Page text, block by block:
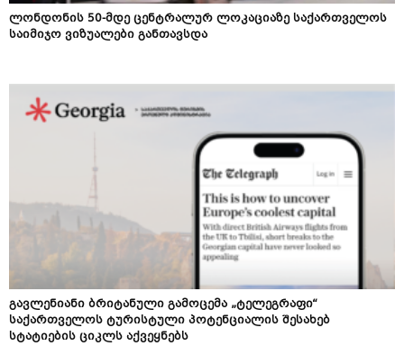
ლონდონის 50-მდე ცენტრალურ ლოკაციაზე საქართველოს
საიმიჯო ვიზუალები განთავსდა
გავლენიანი ბრიტანული გამოცემა „ტელეგრაფი“
საქართველოს ტურისტული პოტენციალის შესახებ
სტატიების ციკლს აქვეყნებს